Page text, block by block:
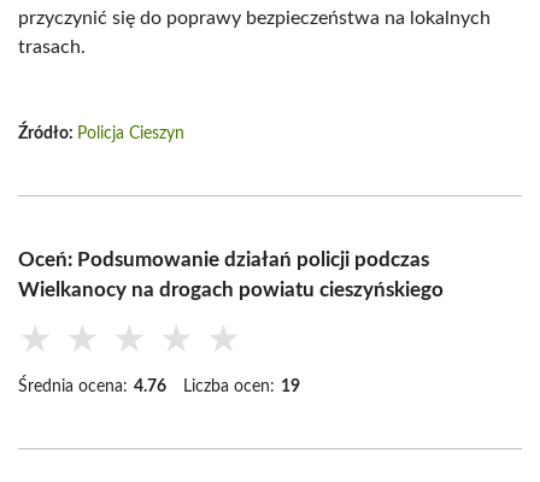
przyczynić się do poprawy bezpieczeństwa na lokalnych
trasach.
Źródło: Policja Cieszyn
Oceń: Podsumowanie działań policji podczas
Wielkanocy na drogach powiatu cieszyńskiego
★ ★ ★ ★ ★
Średnia ocena: 4.76 Liczba ocen: 19